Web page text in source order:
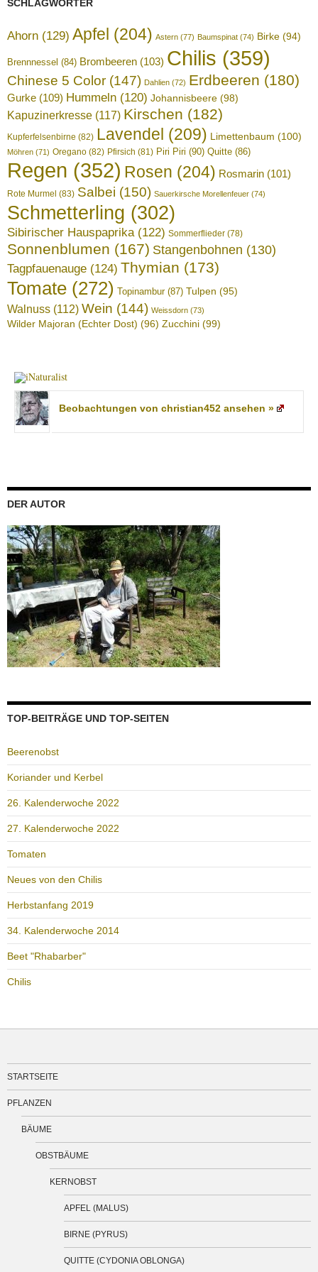
SCHLAGWÖRTER
Ahorn (129) Apfel (204) Astern (77) Baumspinat (74) Birke (94)
Brennnessel (84) Brombeeren (103) Chilis (359)
Chinese 5 Color (147) Dahlien (72) Erdbeeren (180)
Gurke (109) Hummeln (120) Johannisbeere (98)
Kapuzinerkresse (117) Kirschen (182)
Kupferfelsenbirne (82) Lavendel (209) Limettenbaum (100)
Möhren (71) Oregano (82) Pfirsich (81) Piri Piri (90) Quitte (86)
Regen (352) Rosen (204) Rosmarin (101)
Rote Murmel (83) Salbei (150) Sauerkirsche Morellenfeuer (74)
Schmetterling (302)
Sibirischer Hauspaprika(122) Sommerflieder (78)
Sonnenblumen (167) Stangenbohnen (130)
Tagpfauenauge (124) Thymian (173)
Tomate (272) Topinambur(87) Tulpen (95)
Walnuss (112) Wein (144) Weissdorn (73)
Wilder Majoran (Echter Dost) (96) Zucchini (99)
Beobachtungen von christian452 ansehen »
DER AUTOR
TOP-BEITRÄGE UND TOP-SEITEN
Beerenobst
Koriander und Kerbel
26. Kalenderwoche 2022
27. Kalenderwoche 2022
Tomaten
Neues von den Chilis
Herbstanfang 2019
34. Kalenderwoche 2014
Beet "Rhabarber"
Chilis
STARTSEITE
PFLANZEN
BÄUME
OBSTBÄUME
KERNOBST
APFEL (MALUS)
BIRNE (PYRUS)
QUITTE (CYDONIA OBLONGA)